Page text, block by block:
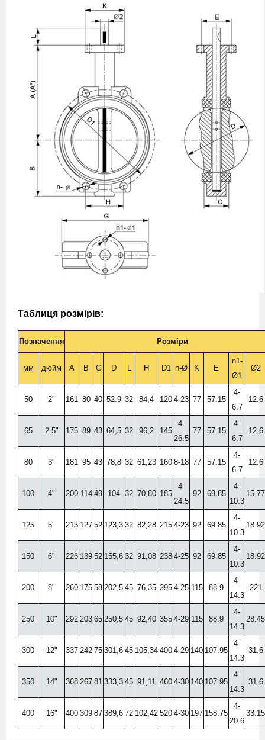
Таблиця розмірів:
Позначення Розміри
мм дюйм A B C D L H D1 n-Ø K E
n1-
Ø1
Ø2
50 2" 161 80 40 52.9 32 84,4 120 4-23 77 57.15
4-
6.7
12.6
65 2.5" 175 89 43 64,5 32 96,2 145
4-
26.5
77 57.15
4-
6.7
12.6
80 3" 181 95 43 78,8 32 61,23 160 8-18 77 57.15
4-
6.7
12.6
100 4" 200 114 49 104 32 70,80 185
4-
24.5
92 69.85
4-
10.3
15.77
125 5" 213 127 52 123,3 32 82,28 215 4-23 92 69.85
4-
10.3
18.92
150 6" 226 139 52 155,6 32 91,08 238 4-25 92 69.85
4-
10.3
18.92
200 8" 260 175 58 202,5 45 76,35 295 4-25 115 88.9
4-
14.3
221
250 10" 292 203 65 250,5 45 92,40 355 4-29 115 88.9
4-
14.3
28.45
300 12" 337 242 75 301,6 45 105,34 400 4-29 140 107.95
4-
14.3
31.6
350 14" 368 267 81 333,3 45 91,11 460 4-30 140 107.95
4-
14.3
31.6
400 16" 400 309 87 389,6 72 102,42 520 4-30 197 158.75
4-
20.6
33.15